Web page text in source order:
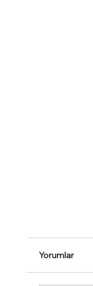
Yorumlar